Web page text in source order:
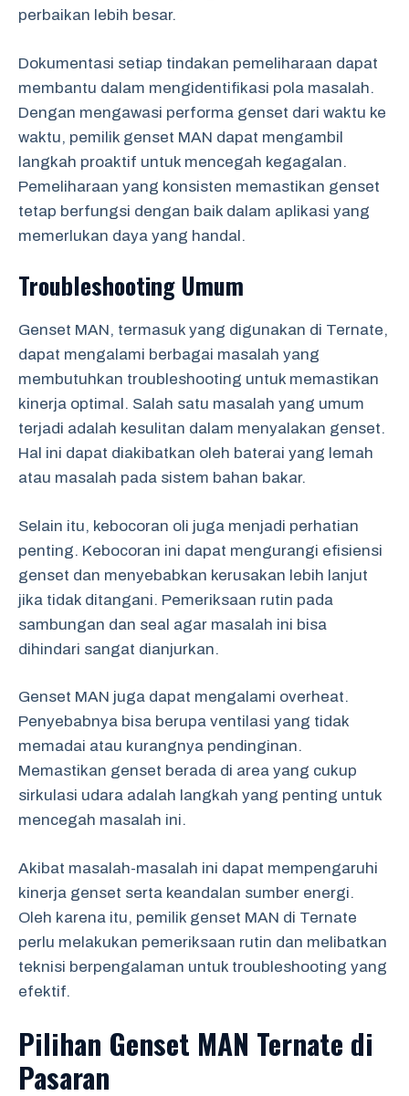
perbaikan lebih besar.
Dokumentasi setiap tindakan pemeliharaan dapat
membantu dalam mengidentifikasi pola masalah.
Dengan mengawasi performa genset dari waktu ke
waktu, pemilik genset MAN dapat mengambil
langkah proaktif untuk mencegah kegagalan.
Pemeliharaan yang konsisten memastikan genset
tetap berfungsi dengan baik dalam aplikasi yang
memerlukan daya yang handal.
Troubleshooting Umum
Genset MAN, termasuk yang digunakan di Ternate,
dapat mengalami berbagai masalah yang
membutuhkan troubleshooting untuk memastikan
kinerja optimal. Salah satu masalah yang umum
terjadi adalah kesulitan dalam menyalakan genset.
Hal ini dapat diakibatkan oleh baterai yang lemah
atau masalah pada sistem bahan bakar.
Selain itu, kebocoran oli juga menjadi perhatian
penting. Kebocoran ini dapat mengurangi efisiensi
genset dan menyebabkan kerusakan lebih lanjut
jika tidak ditangani. Pemeriksaan rutin pada
sambungan dan seal agar masalah ini bisa
dihindari sangat dianjurkan.
Genset MAN juga dapat mengalami overheat.
Penyebabnya bisa berupa ventilasi yang tidak
memadai atau kurangnya pendinginan.
Memastikan genset berada di area yang cukup
sirkulasi udara adalah langkah yang penting untuk
mencegah masalah ini.
Akibat masalah-masalah ini dapat mempengaruhi
kinerja genset serta keandalan sumber energi.
Oleh karena itu, pemilik genset MAN di Ternate
perlu melakukan pemeriksaan rutin dan melibatkan
teknisi berpengalaman untuk troubleshooting yang
efektif.
Pilihan Genset MAN Ternate di
Pasaran